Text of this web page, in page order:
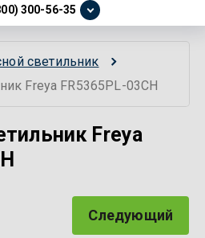
300-56-35
светильник
Freya FR5365PL-03CH
Freya
Следующий